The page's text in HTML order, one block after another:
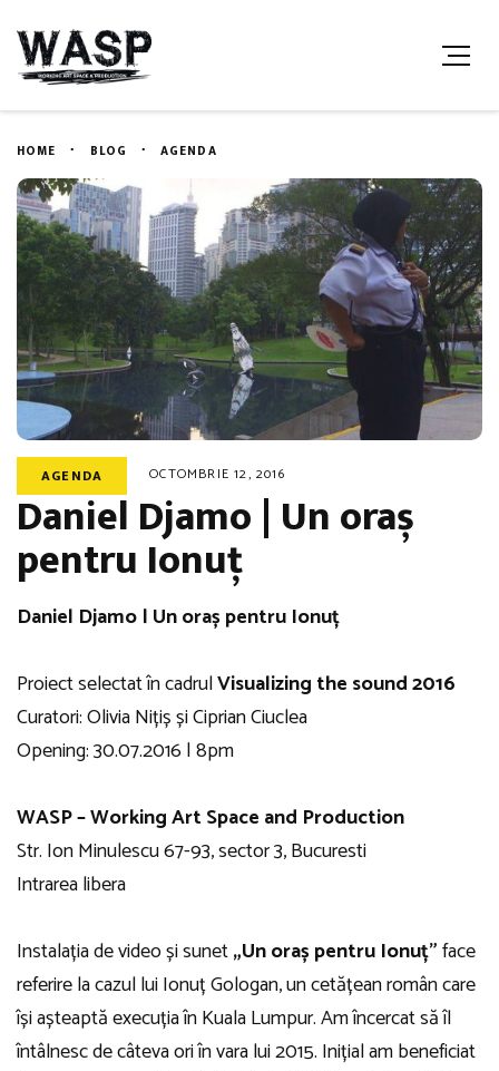
HOME BLOG AGENDA
AGENDA OCTOMBRIE 12, 2016
Daniel Djamo | Un oraș
pentru Ionuț
Daniel Djamo | Un oraș pentru Ionuț
Proiect selectat în cadrulVisualizing the sound 2016
Curatori: Olivia Nițiș și Ciprian Ciuclea
Opening: 30.07.2016 | 8pm
WASP – Working Art Space and Production
Str. Ion Minulescu 67-93, sector 3, Bucuresti
Intrarea libera
Instalația de video și sunet„Un oraș pentru Ionuț”face
referire la cazul lui Ionuț Gologan, un cetățean român care
își așteaptă execuția în Kuala Lumpur. Am încercat să îl
întâlnesc de câteva ori în vara lui 2015. Inițial am beneficiat